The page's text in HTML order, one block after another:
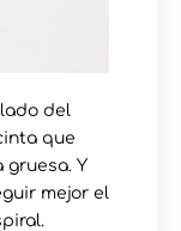
del
que
gruesa. Y
mejor el